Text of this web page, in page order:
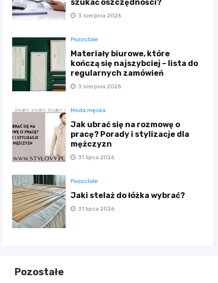
szukać oszczędności?
3 sierpnia 2026
Pozostałe
Materiały biurowe, które
kończą się najszybciej – lista do
regularnych zamówień
3 sierpnia 2026
Moda męska
Jak ubrać się na rozmowę o
pracę? Porady i stylizacje dla
mężczyzn
31 lipca 2026
Pozostałe
Jaki stelaż do łóżka wybrać?
31 lipca 2026
Pozostałe